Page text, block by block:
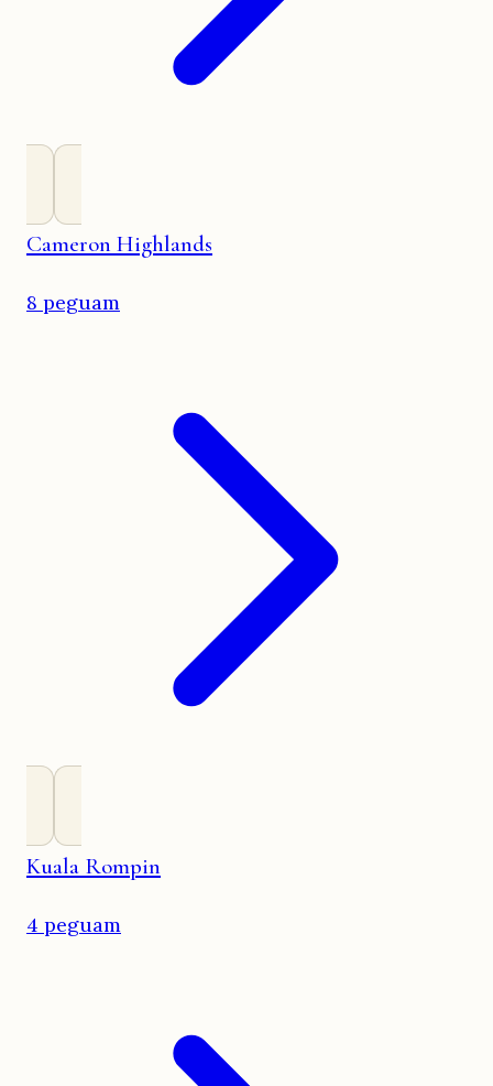
Cameron Highlands
8 peguam
Kuala Rompin
4 peguam